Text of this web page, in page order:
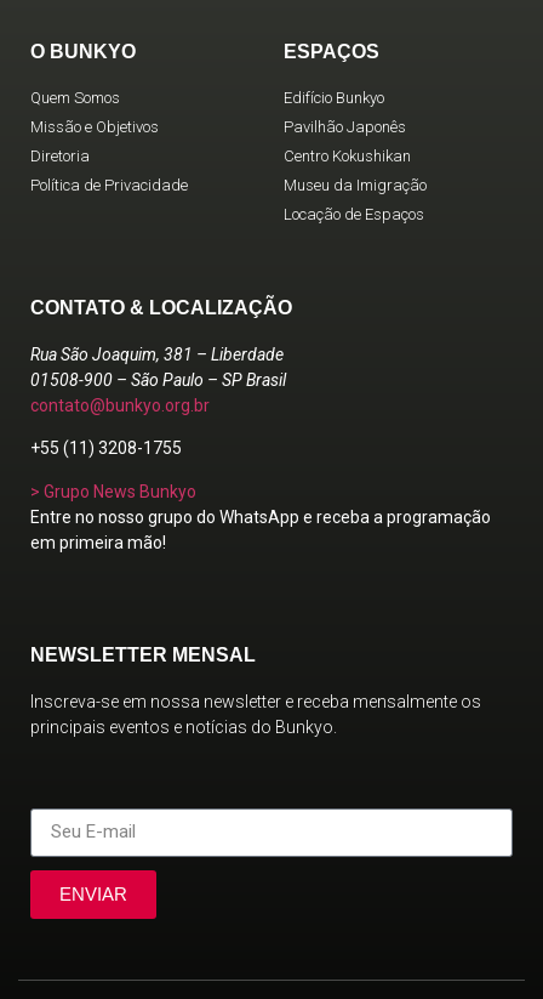
O BUNKYO
Quem Somos
Missão e Objetivos
Diretoria
Política de Privacidade
ESPAÇOS
Edifício Bunkyo
Pavilhão Japonês
Centro Kokushikan
Museu da Imigração
Locação de Espaços
CONTATO & LOCALIZAÇÃO
Rua São Joaquim, 381 – Liberdade
01508-900 – São Paulo – SP Brasil
contato@bunkyo.org.br
+55 (11) 3208-1755
> Grupo News Bunkyo
Entre no nosso grupo do WhatsApp e receba a programação
em primeira mão!
NEWSLETTER MENSAL
Inscreva-se em nossa newsletter e receba mensalmente os
principais eventos e notícias do Bunkyo.
ENVIAR